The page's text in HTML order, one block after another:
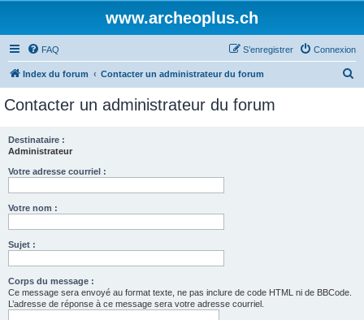
www.archeoplus.ch
FAQ Connexion
S’enregistrer
Index du forum Contacter un administrateur du forum
Contacter un administrateur du forum
Destinataire :
Administrateur
Votre adresse courriel :
Votre nom :
Sujet :
Corps du message :
Ce message sera envoyé au format texte, ne pas inclure de code HTML ni de BBCode.
L’adresse de réponse à ce message sera votre adresse courriel.